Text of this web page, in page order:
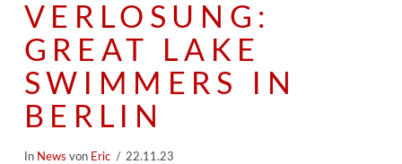
VERLOSUNG:
GREAT LAKE
SWIMMERS IN
BERLIN
In News von Eric 22.11.23